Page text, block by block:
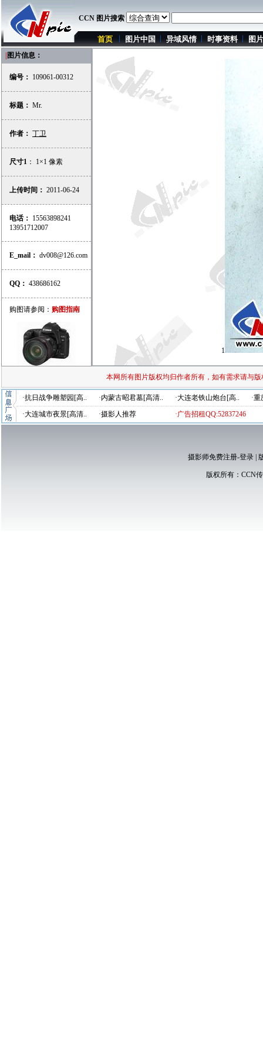
CCN 图片搜索
首页 图片中国 异域风情 时事资料 图
图片信息：
编号： 109061-00312
标题： Mr.
作者： 丁卫
尺寸1 ： 1×1 像素
上传时间： 2011-06-24
电话： 15563898241
13951712007
E_mail： dv008@126.com
QQ： 438686162
购图请参阅： 购图指南
1
本网所有图片版权均归作者所有，如有需求请与
·抗日战争雕塑园[高.. ·内蒙古昭君墓[高清.. ·大连老铁山炮台[高..
·
·大连城市夜景[高清..
·摄影人推荐 ·广告招租QQ:52837246
摄影师免费注册-登录|
版权所有： CCN